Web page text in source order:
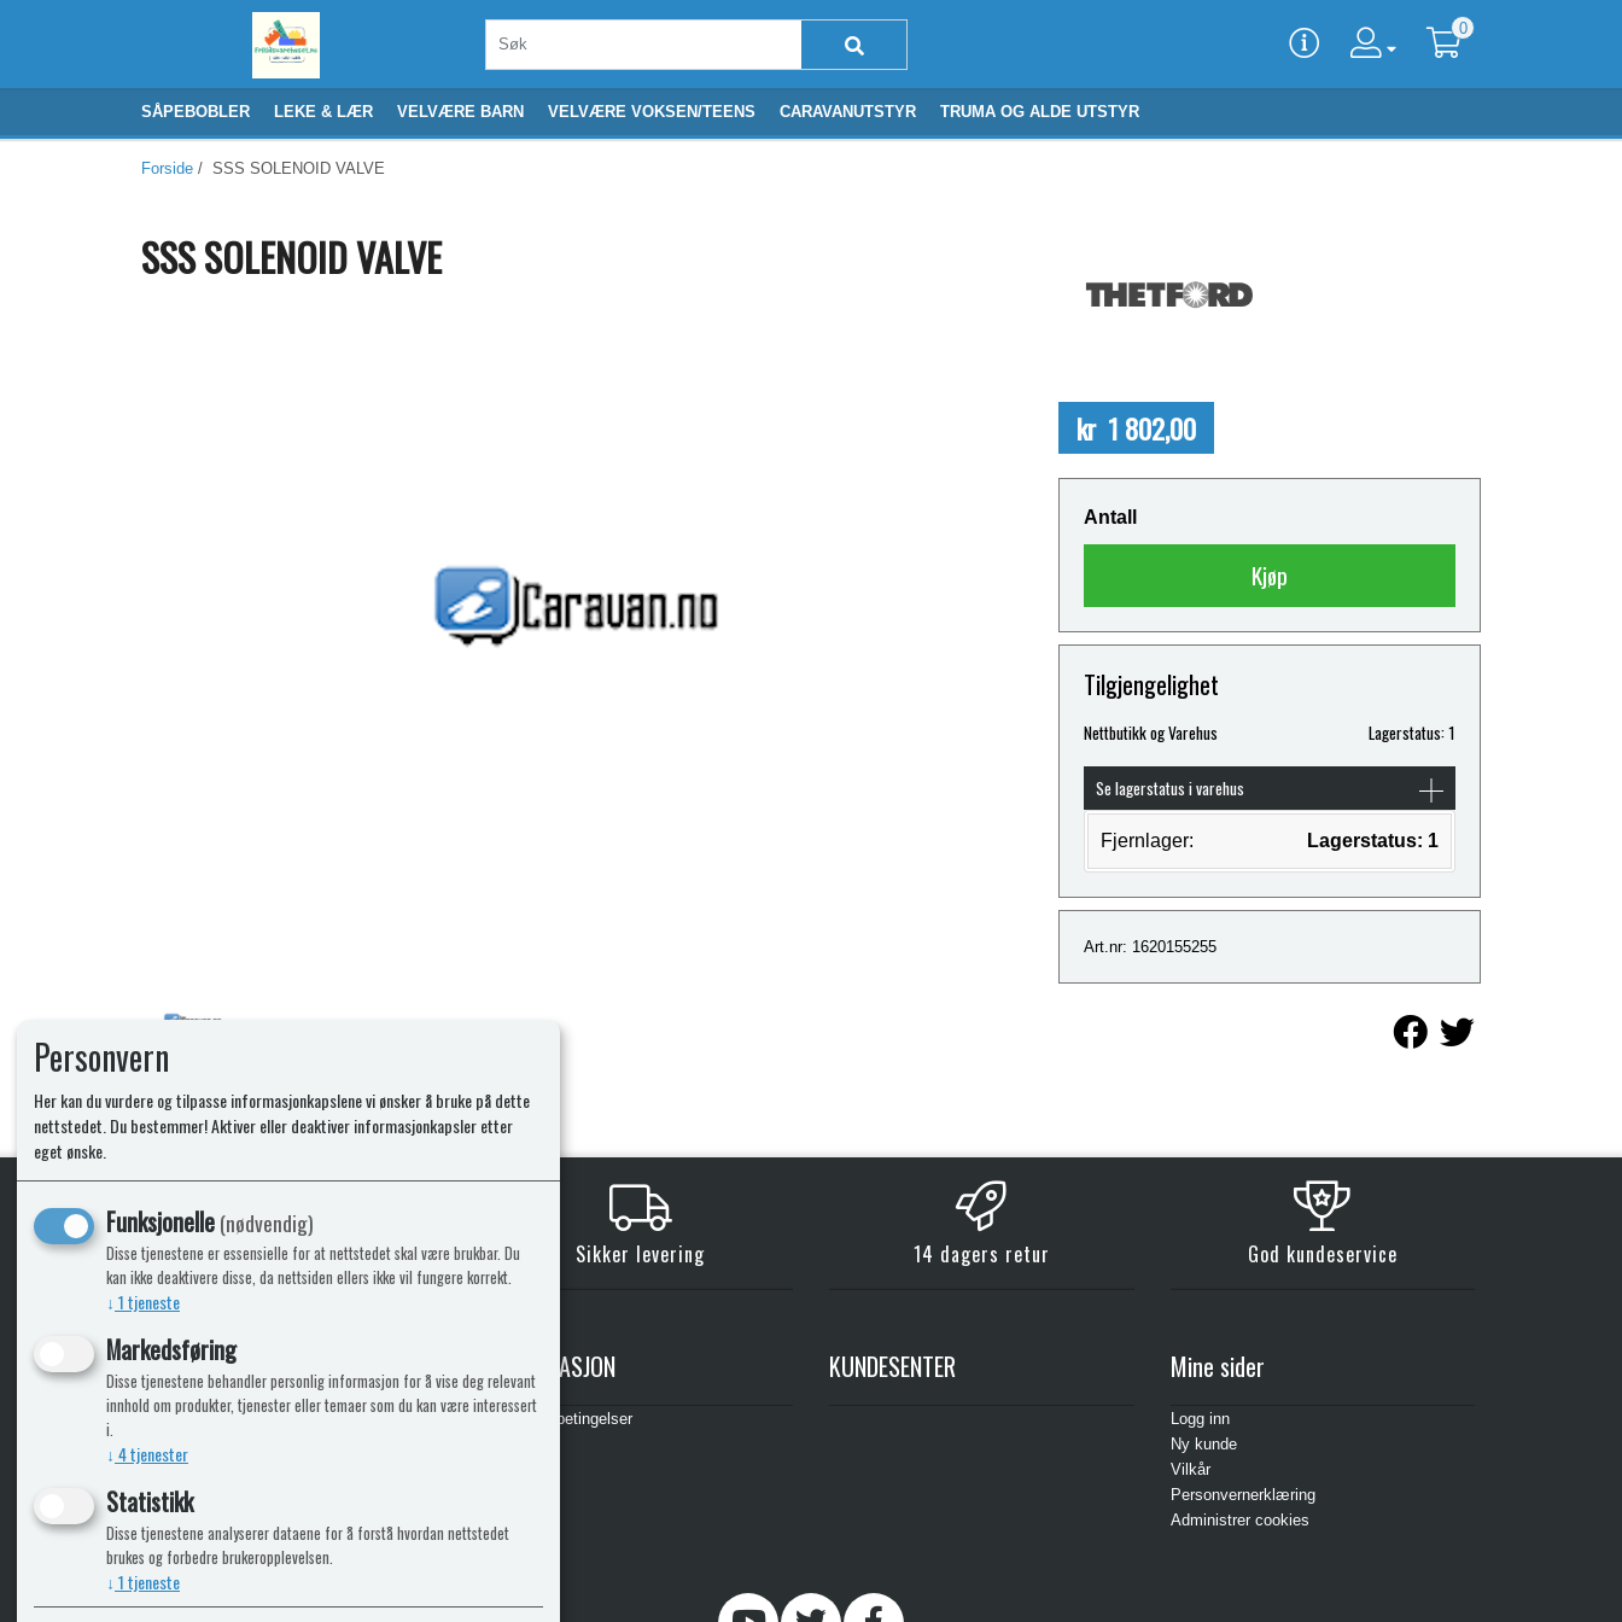
0
SÅPEBOBLER LEKE & LÆR VELVÆRE BARN VELVÆRE VOKSEN/TEENS CARAVANUTSTYR TRUMA OG ALDE UTSTYR
Forside / SSS SOLENOID VALVE
SSS SOLENOID VALVE
kr 1 802,00
Antall
Kjøp
Tilgjengelighet
Nettbutikk og Varehus Lagerstatus: 1
Se lagerstatus i varehus
Fjernlager: Lagerstatus: 1
Art.nr: 1620155255
KLikk & hent Sikker levering 14 dagers retur God kundeservice
ICARAVANGRUPPEN
Trumadeler.no
Caravan.no
Fritidsvarehuset.no
Bobilkjeden - iCaravan Tromsø
INFORMASJON
Leveringsbetingelser
KUNDESENTER Mine sider
Logg inn
Ny kunde
Vilkår
Personvernerklæring
Administrer cookies
Personvern
Her kan du vurdere og tilpasse informasjonkapslene vi ønsker å bruke på dette
nettstedet. Du bestemmer! Aktiver eller deaktiver informasjonkapsler etter
eget ønske.
Funksjonelle(nødvendig)
Disse tjenestene er essensielle for at nettstedet skal være brukbar. Du
kan ikke deaktivere disse, da nettsiden ellers ikke vil fungere korrekt.
↓ 1tjeneste
Markedsføring
Disse tjenestene behandler personlig informasjon for å vise deg relevant
innhold om produkter, tjenester eller temaer som du kan være interessert
i.
↓ 4tjenester
Statistikk
Disse tjenestene analyserer dataene for å forstå hvordan nettstedet
brukes og forbedre brukeropplevelsen.
↓ 1tjeneste